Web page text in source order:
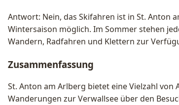
Antwort: Nein, das Skifahren ist in St. Anton
Wintersaison möglich. Im Sommer stehen
Wandern, Radfahren und Klettern zur
Zusammenfassung
St. Anton am Arlberg bietet eine Vielzahl von
Wanderungen zur Verwallsee über den